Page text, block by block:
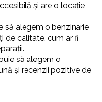
și are o locație
să alegem o benzinarie
de calitate, cum ar fi
să alegem o
și recenzii pozitive de